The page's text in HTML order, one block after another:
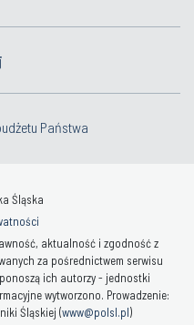
Państwa
Śląska
aktualność i zgodność z
za pośrednictwem serwisu
ich autorzy - jednostki
wytworzono. Prowadzenie:
Śląskiej (www@polsl.pl)